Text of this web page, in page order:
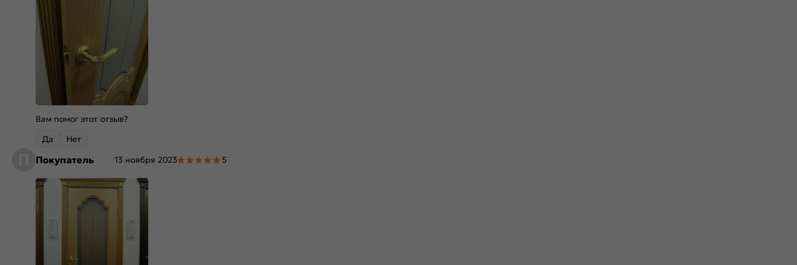
Вам помог этот отзыв?
Да
Нет
Покупатель 13 ноября 2023 5